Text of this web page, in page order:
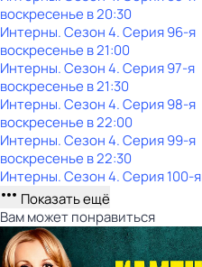
воскресенье в20:30
Интерны. Сезон 4. Серия 96-я
воскресенье в21:00
Интерны. Сезон 4. Серия 97-я
воскресенье в21:30
Интерны. Сезон 4. Серия 98-я
воскресенье в22:00
Интерны. Сезон 4. Серия 99-я
воскресенье в22:30
Интерны. Сезон 4. Серия 100-я
Показать ещё
Вам может понравиться